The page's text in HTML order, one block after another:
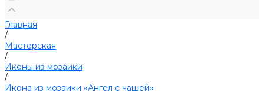
Главная
/
Мастерская
/
Иконы из мозаики
/
Икона из мозаики «Ангел с чашей»